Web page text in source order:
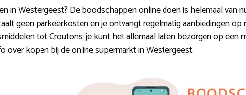
in Westergeest? De boodschappen online doen is helemaal van
geen parkeerkosten en je ontvangt regelmatig aanbiedingen op
tot Croutons: je kunt het allemaal laten bezorgen op een
over kopen bij de online supermarkt in Westergeest.